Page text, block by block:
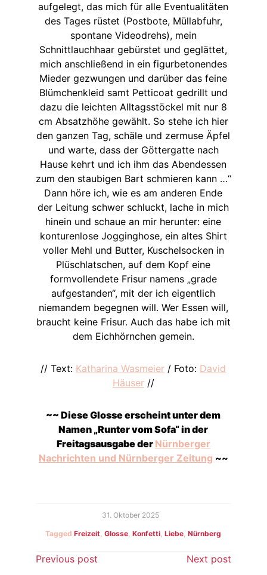
aufgelegt, das mich für alle Eventualitäten
des Tages rüstet (Postbote, Müllabfuhr,
spontane Videodrehs), mein
Schnittlauchhaar gebürstet und geglättet,
mich anschließend in ein figurbetonendes
Mieder gezwungen und darüber das feine
Blümchenkleid samt Petticoat gedrillt und
dazu die leichten Alltagsstöckel mit nur 8
cm Absatzhöhe gewählt. So stehe ich hier
den ganzen Tag, schäle und zermuse Äpfel
und warte, dass der Göttergatte nach
Hause kehrt und ich ihm das Abendessen
zum den staubigen Bart schmieren kann …“
Dann höre ich, wie es am anderen Ende
der Leitung schwer schluckt, lache in mich
hinein und schaue an mir herunter: eine
konturenlose Jogginghose, ein altes Shirt
voller Mehl und Butter, Kuschelsocken in
Plüschlatschen, auf dem Kopf eine
formvollendete Frisur namens „grade
aufgestanden“, mit der ich eigentlich
niemandem begegnen will. Wer Essen will,
braucht keine Frisur. Auch das habe ich mit
dem Eichhörnchen gemein.
// Text: Katharina Wasmeier / Foto: David
Häuser//
~~ Diese Glosse erscheint unter dem
Namen „Runter vom Sofa“ in der
Freitagsausgabe der Nürnberger
Nachrichten und Nürnberger Zeitung ~~
31. Oktober 2025
TaggedFreizeit,Glosse,Konfetti,Liebe,Nürnberg
Beitragsnavigation
Previous post Next post